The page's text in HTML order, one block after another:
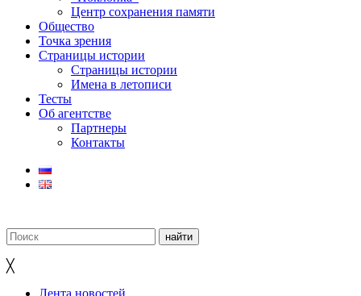
Центр сохранения памяти
Общество
Точка зрения
Страницы истории
Страницы истории
Имена в летописи
Тесты
Об агентстве
Партнеры
Контакты
╳
Лента новостей